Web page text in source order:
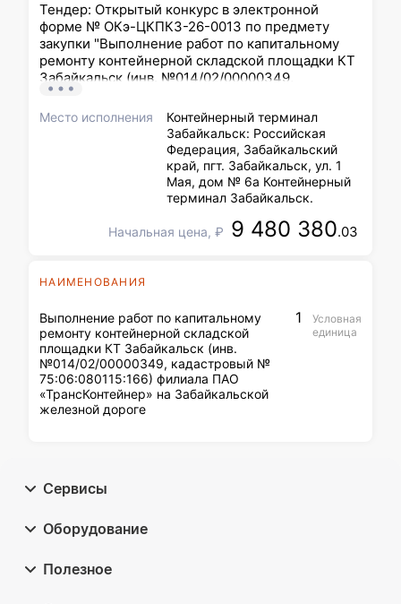
Тендер: Открытый конкурс в электронной
форме № ОКэ-ЦКПКЗ-26-0013 по предмету
закупки "Выполнение работ по капитальному
ремонту контейнерной складской площадки КТ
Забайкальск (инв. №014/02/00000349,
кадастровый № 75:06:080115:166) филиала ПАО
«ТрансКонтейнер» на Забайкальской железной
Место исполнения
Контейнерный терминал
Забайкальск: Российская
Федерация, Забайкальский
край, пгт. Забайкальск, ул. 1
Мая, дом № 6а Контейнерный
терминал Забайкальск.
Начальная цена, ₽ 9 480 380.03
НАИМЕНОВАНИЯ
Выполнение работ по капитальному
ремонту контейнерной складской
площадки КТ Забайкальск (инв.
№014/02/00000349, кадастровый №
75:06:080115:166) филиала ПАО
«ТрансКонтейнер» на Забайкальской
железной дороге
1
Условная
единица
Сервисы
Оборудование
Полезное